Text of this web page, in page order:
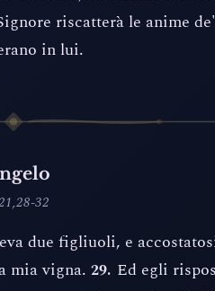
riscatterà le anime
in lui.
32
due figliuoli, e
mia vigna. 29. Ed egli